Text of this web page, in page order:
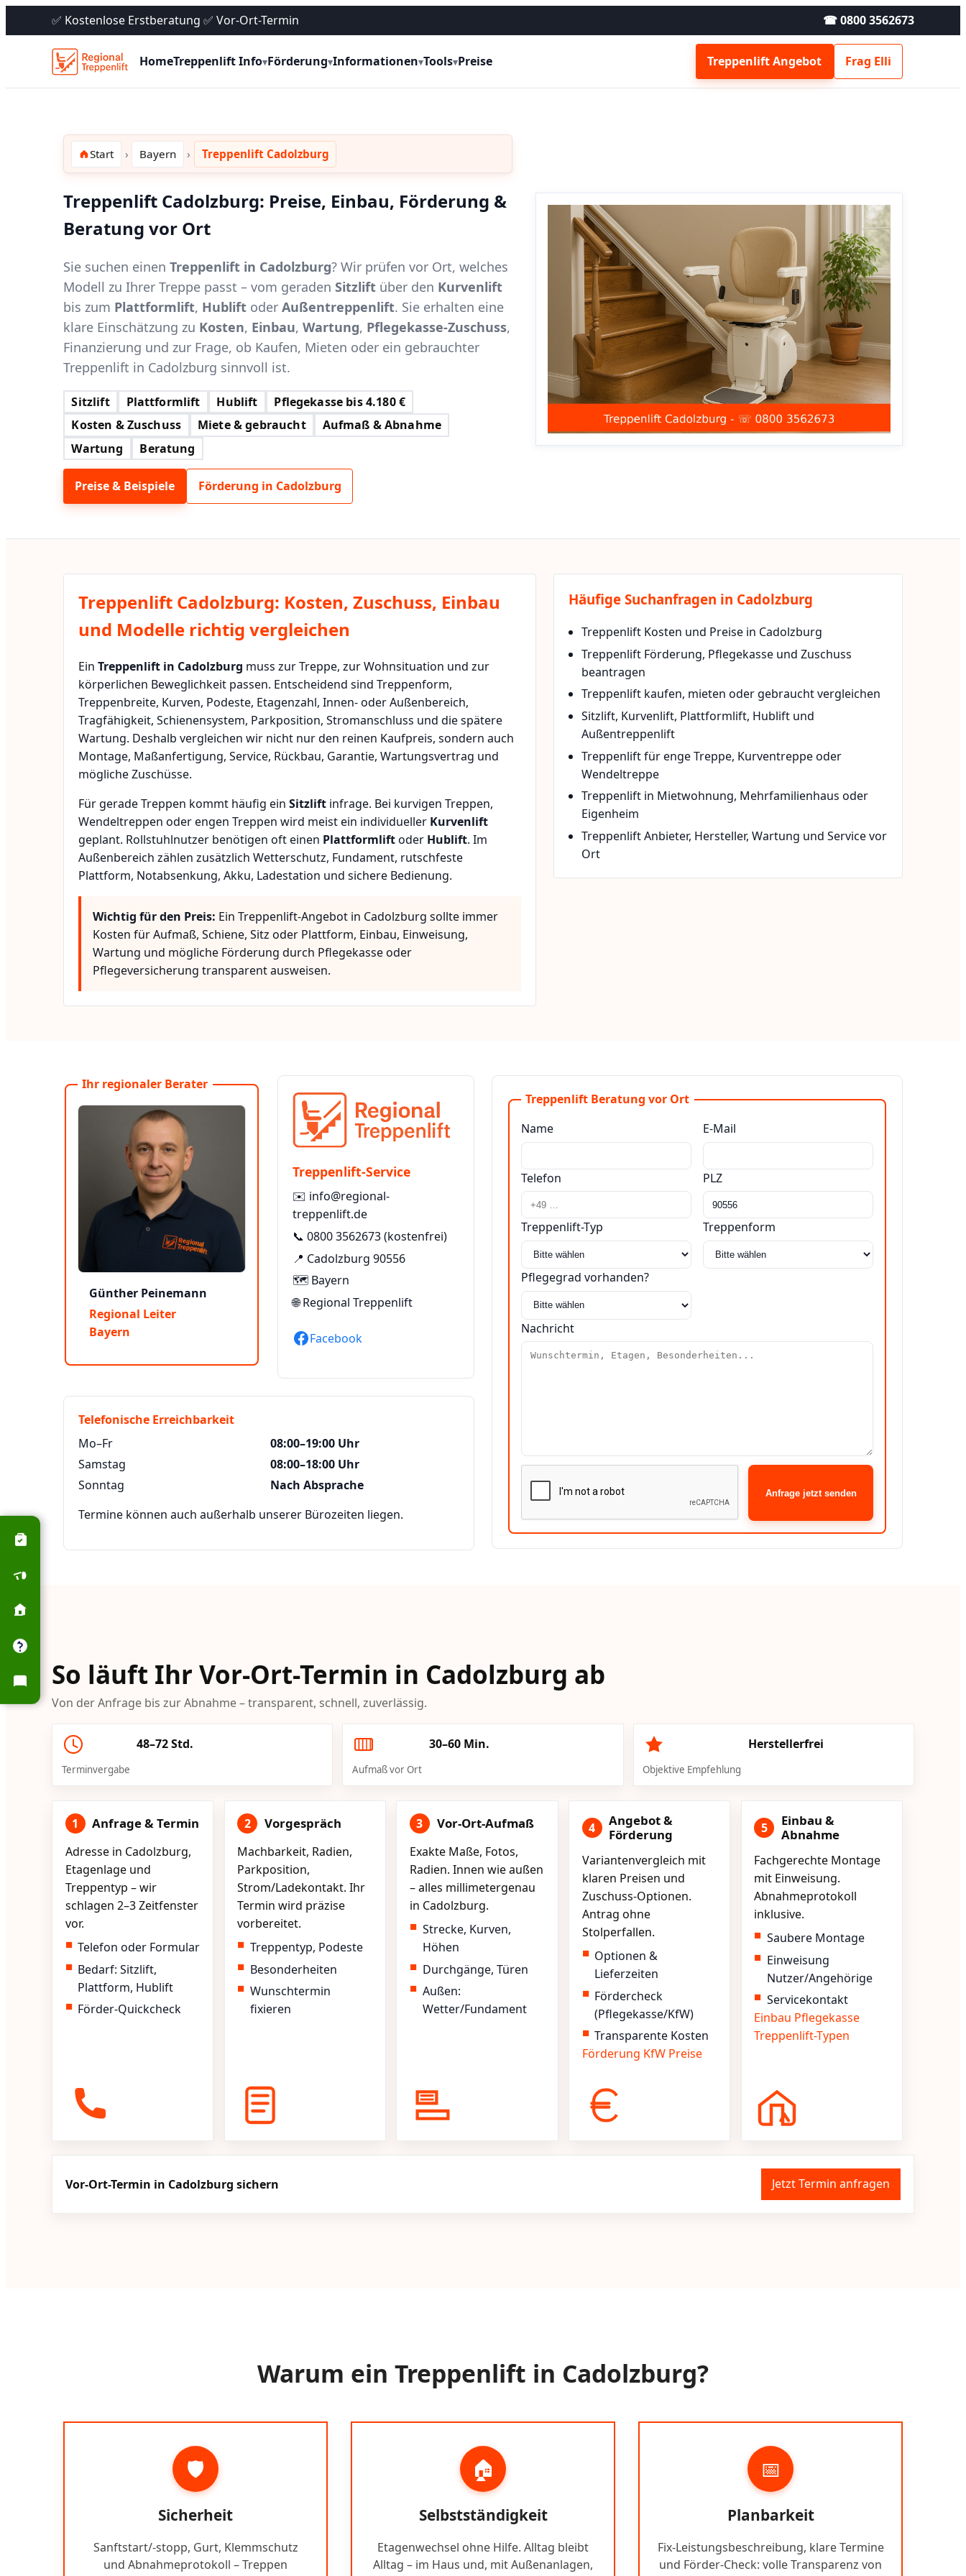
✅ Kostenlose Erstberatung ✅ Vor-Ort-Termin ☎ 0800 3562673
HomeTreppenlift Info▾Förderung▾Informationen▾Tools▾Preise Treppenlift Angebot Frag Elli
Start Bayern Treppenlift Cadolzburg
Treppenlift Cadolzburg: Preise, Einbau, Förderung &
Beratung vor Ort
Sie suchen einen Treppenlift in Cadolzburg? Wir prüfen vor Ort, welches
Modell zu Ihrer Treppe passt – vom geraden Sitzlift über den Kurvenlift
bis zum Plattformlift, Hublift oder Außentreppenlift. Sie erhalten eine
klare Einschätzung zu Kosten, Einbau, Wartung, Pflegekasse-Zuschuss,
Finanzierung und zur Frage, ob Kaufen, Mieten oder ein gebrauchter
Treppenlift in Cadolzburg sinnvoll ist.
Sitzlift Plattformlift Hublift
Pflegekasse bis 4.180 €
Kosten & Zuschuss
Miete & gebraucht
Aufmaß & Abnahme
Wartung
Beratung
Preise & Beispiele Förderung in Cadolzburg
Treppenlift Cadolzburg: Kosten, Zuschuss, Einbau
und Modelle richtig vergleichen
Ein Treppenlift in Cadolzburg muss zur Treppe, zur Wohnsituation und zur
körperlichen Beweglichkeit passen. Entscheidend sind Treppenform,
Treppenbreite, Kurven, Podeste, Etagenzahl, Innen- oder Außenbereich,
Tragfähigkeit, Schienensystem, Parkposition, Stromanschluss und die spätere
Wartung. Deshalb vergleichen wir nicht nur den reinen Kaufpreis, sondern auch
Montage, Maßanfertigung, Service, Rückbau, Garantie, Wartungsvertrag und
mögliche Zuschüsse.
Für gerade Treppen kommt häufig ein Sitzlift infrage. Bei kurvigen Treppen,
Wendeltreppen oder engen Treppen wird meist ein individueller Kurvenlift
geplant. Rollstuhlnutzer benötigen oft einen Plattformliftoder Hublift. Im
Außenbereich zählen zusätzlich Wetterschutz, Fundament, rutschfeste
Plattform, Notabsenkung, Akku, Ladestation und sichere Bedienung.
Wichtig für den Preis: Ein Treppenlift-Angebot in Cadolzburg sollte immer
Kosten für Aufmaß, Schiene, Sitz oder Plattform, Einbau, Einweisung,
Wartung und mögliche Förderung durch Pflegekasse oder
Pflegeversicherung transparent ausweisen.
Häufige Suchanfragen in Cadolzburg
Treppenlift Kosten und Preise in Cadolzburg
Treppenlift Förderung, Pflegekasse und Zuschuss
beantragen
Treppenlift kaufen, mieten oder gebraucht vergleichen
Sitzlift, Kurvenlift, Plattformlift, Hublift und
Außentreppenlift
Treppenlift für enge Treppe, Kurventreppe oder
Wendeltreppe
Treppenlift in Mietwohnung, Mehrfamilienhaus oder
Eigenheim
Treppenlift Anbieter, Hersteller, Wartung und Service vor
Ort
Ihr regionaler Berater
Günther Peinemann
Regional Leiter
Bayern
Treppenlift-Service
✉️ info@regional-
treppenlift.de
📞 0800 3562673(kostenfrei)
📍 Cadolzburg 90556
🗺️ Bayern
🌐Regional Treppenlift
Facebook
Telefonische Erreichbarkeit
Mo–Fr
08:00–19:00 Uhr
Samstag
08:00–18:00 Uhr
Sonntag
Nach Absprache
Termine können auch außerhalb unserer Bürozeiten liegen.
Treppenlift Beratung vor Ort
Name
E-Mail
Telefon PLZ
Treppenlift-Typ Treppenform
Pflegegrad vorhanden?
Nachricht
Anfrage jetzt senden
So läuft Ihr Vor-Ort-Termin in Cadolzburg ab
Von der Anfrage bis zur Abnahme – transparent, schnell, zuverlässig.
48–72 Std.
Terminvergabe
30–60 Min.
Aufmaß vor Ort
Herstellerfrei
Objektive Empfehlung
1 Anfrage & Termin
Adresse in Cadolzburg,
Etagenlage und
Treppentyp – wir
schlagen 2–3 Zeitfenster
vor.
Telefon oder Formular
Bedarf: Sitzlift,
Plattform, Hublift
Förder-Quickcheck
2 Vorgespräch
Machbarkeit, Radien,
Parkposition,
Strom/Ladekontakt. Ihr
Termin wird präzise
vorbereitet.
Treppentyp, Podeste
Besonderheiten
Wunschtermin
fixieren
3 Vor-Ort-Aufmaß
Exakte Maße, Fotos,
Radien. Innen wie außen
– alles millimetergenau
in Cadolzburg.
Strecke, Kurven,
Höhen
Durchgänge, Türen
Außen:
Wetter/Fundament
4
Angebot &
Förderung
Variantenvergleich mit
klaren Preisen und
Zuschuss-Optionen.
Antrag ohne
Stolperfallen.
Optionen &
Lieferzeiten
Fördercheck
(Pflegekasse/KfW)
Transparente Kosten
Förderung KfW Preise
5
Einbau &
Abnahme
Fachgerechte Montage
mit Einweisung.
Abnahmeprotokoll
inklusive.
Saubere Montage
Einweisung
Nutzer/Angehörige
Servicekontakt
Einbau Pflegekasse
Treppenlift-Typen
Vor-Ort-Termin in Cadolzburg sichern Jetzt Termin anfragen
Warum ein Treppenlift in Cadolzburg?
🛡️
Sicherheit
Sanftstart/-stopp, Gurt, Klemmschutz
und Abnahmeprotokoll – Treppen
🏠
Selbstständigkeit
Etagenwechsel ohne Hilfe. Alltag bleibt
Alltag – im Haus und, mit Außenanlagen,
📅
Planbarkeit
Fix-Leistungsbeschreibung, klare Termine
und Förder-Check: volle Transparenz von